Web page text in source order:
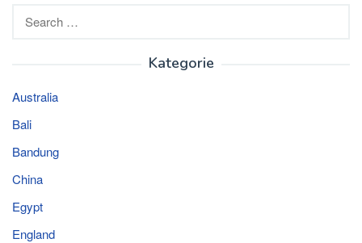
Kategorie
Australia
Bali
Bandung
China
Egypt
England